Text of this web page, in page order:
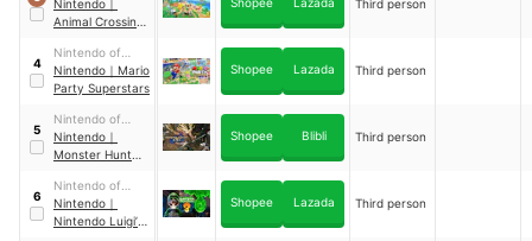
America
Nintendo ｜
Animal Crossing:
Third person
4
Nintendo of
America
Nintendo ｜ Mario
Party Superstars
Shopee Lazada Third person
5
Nintendo of
America
Nintendo ｜
Monster Hunter
Shopee Blibli Third person
6
Nintendo of
America
Nintendo ｜
Nintendo Luigi’s
Shopee Lazada Third person